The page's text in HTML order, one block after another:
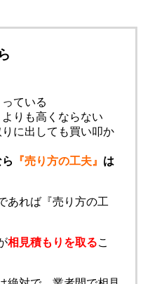
ている
りも高くならない
に出しても買い叩か
『売り方の工夫』 は
あれば『売り方の工
相見積もりを取るこ